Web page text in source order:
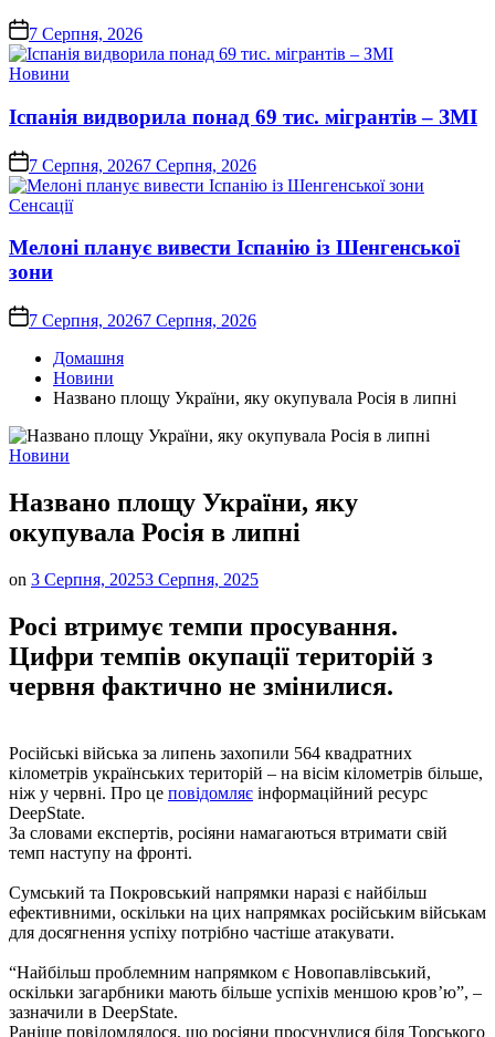
on 7 Серпня, 2026
Опублікувати
Новини
Іспанія видворила понад 69 тис. мігрантів – ЗМІ
on 7 Серпня, 20267 Серпня, 2026
Опублікувати
Сенсації
Мелоні планує вивести Іспанію із Шенгенської
зони
on 7 Серпня, 20267 Серпня, 2026
Домашня
Новини
Названо площу України, яку окупувала Росія в липні
Опублікувати
Новини
Названо площу України, яку
окупувала Росія в липні
on 3 Серпня, 20253 Серпня, 2025
Росі втримує темпи просування.
Цифри темпів окупації територій з
червня фактично не змінилися.
Російські війська за липень захопили 564 квадратних
кілометрів українських територій – на вісім кілометрів більше,
ніж у червні. Про це повідомляє інформаційний ресурс
DeepState.
За словами експертів, росіяни намагаються втримати свій
темп наступу на фронті.
Сумський та Покровський напрямки наразі є найбільш
ефективними, оскільки на цих напрямках російським військам
для досягнення успіху потрібно частіше атакувати.
“Найбільш проблемним напрямком є Новопавлівський,
оскільки загарбники мають більше успіхів меншою кров’ю”, –
зазначили в DeepState.
Раніше повідомлялося, що росіяни просунулися біля Торського